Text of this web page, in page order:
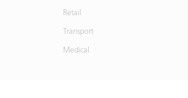
Retail
Transport
Medical